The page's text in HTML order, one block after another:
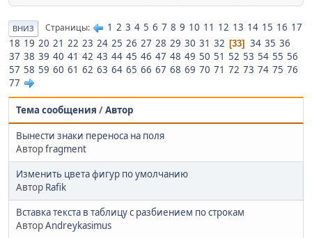
ВНИЗ Страницы 1 2 3 4 5 6 7 8 9 10 11 12 13 14 15 16 17
18 19 20 21 22 23 24 25 26 27 28 29 30 31 32 33 34 35 36
37 38 39 40 41 42 43 44 45 46 47 48 49 50 51 52 53 54 55 56
57 58 59 60 61 62 63 64 65 66 67 68 69 70 71 72 73 74 75 76
77
Тема сообщения /Автор
Вынести знаки переноса на поля
Авторfragment
Изменить цвета фигур по умолчанию
Автор Rafik
Вставка текста в таблицу с разбиением по строкам
АвторAndreykasimus